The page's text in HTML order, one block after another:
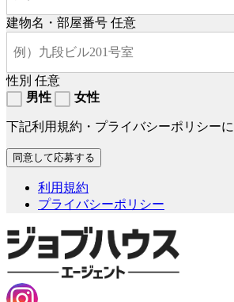
建物名・部屋番号 任意
性別 任意
男性
女性
下記利用規約・プライバシーポリシーに
利用規約
プライバシーポリシー